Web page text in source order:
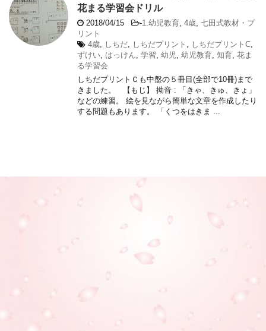
花まる学習会ドリル
2018/04/15 -1.幼児教育, 4歳, 七田式教材・プ
リント
4歳, しちだ, しちだプリント , しちだプリントC,
ずけい, はっけん, 学習, 幼児, 幼児教育, 知育, 花ま
る学習会
しちだプリントＣも中盤の５冊目(全部で10冊)まで
きました。 【もじ】 拗音 : 「きゃ、きゅ、きょ」
などの練習。 絵を見ながら簡単な文章を作成したり
する問題もあります。 「くつをはきま ...